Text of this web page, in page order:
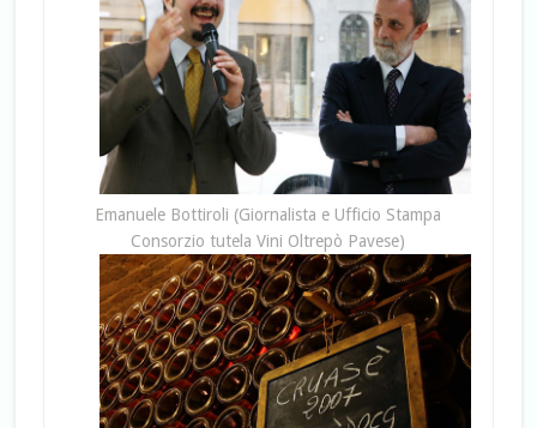
Emanuele Bottiroli (Giornalista e Ufficio Stampa
Consorzio tutela Vini Oltrepò Pavese)